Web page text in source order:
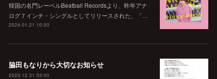
韓国の名門レーベルBeatball Recordsより、昨年アナ
ログ７インチ・シングルとしてリリースされた、「…
2024.01.21 10:00
脇田もなりから大切なお知らせ
2023.12.31 03:00